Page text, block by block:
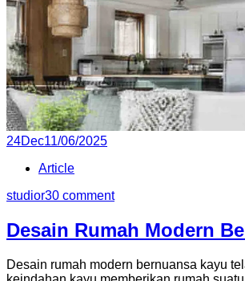
Posted
24Dec11/06/2025
Article
studior30 comment
Desain Rumah Modern
Desain rumah modern bernuansa kayu